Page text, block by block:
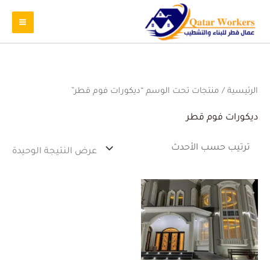
الرئيسية / منتجات تحت الوسم “ديكورات فوم قطر”
ديكورات فوم قطر
عرض النتيجة الوحيدة